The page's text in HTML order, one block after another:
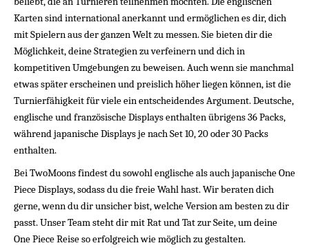
Karten sind international anerkannt und ermöglichen es dir, dich
mit Spielern aus der ganzen Welt zu messen. Sie bieten dir die
Möglichkeit, deine Strategien zu verfeinern und dich in
kompetitiven Umgebungen zu beweisen. Auch wenn sie manchmal
etwas später erscheinen und preislich höher liegen können, ist die
Turnierfähigkeit für viele ein entscheidendes Argument. Deutsche,
englische und französische Displays enthalten übrigens 36 Packs,
während japanische Displays je nach Set 10, 20 oder 30 Packs
enthalten.
Bei TwoMoons findest du sowohl englische als auch japanische One
Piece Displays, sodass du die freie Wahl hast. Wir beraten dich
gerne, wenn du dir unsicher bist, welche Version am besten zu dir
passt. Unser Team steht dir mit Rat und Tat zur Seite, um deine
One Piece Reise so erfolgreich wie möglich zu gestalten.